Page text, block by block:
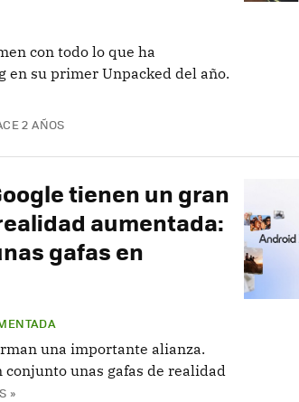
con todo lo que ha
en su primer Unpacked del año.
2 AÑOS
tienen un gran
aumentada:
gafas en
una importante alianza.
unas gafas de realidad
»